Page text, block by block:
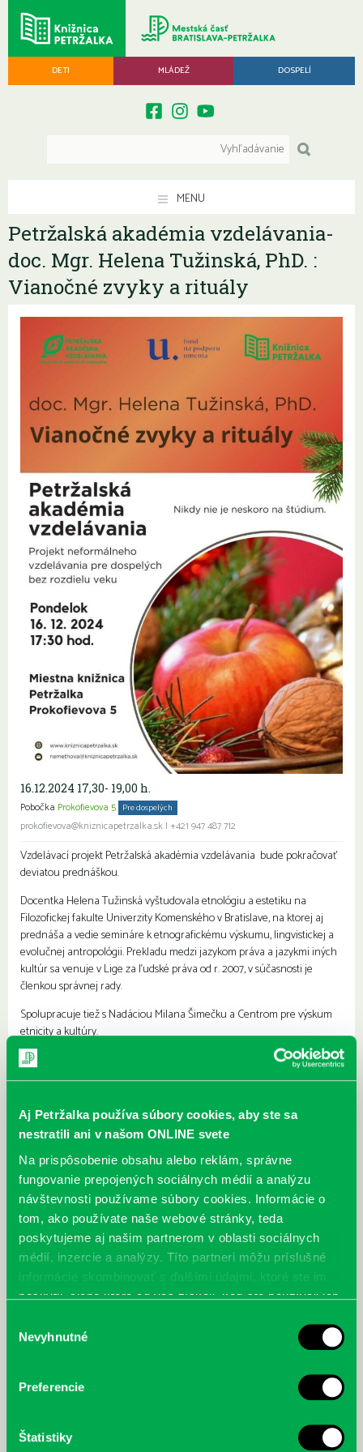
Aj Petržalka používa súbory cookies, aby ste sa
nestratili ani v našom ONLINE svete
Na prispôsobenie obsahu alebo reklám, správne
fungovanie prepojených sociálnych médií a analýzu
návštevnosti používame súbory cookies. Informácie o
tom, ako používate naše webové stránky, teda
poskytujeme aj našim partnerom v oblasti sociálnych
médií, inzercie a analýzy. Títo partneri môžu príslušné
informácie skombinovať s ďalšími údajmi, ktoré ste im
poskytli, alebo ktoré od vás získali, keď ste používali ich
súhlasu
Nevyhnutné
Preferencie
Štatistiky
DETI MLÁDEŽ DOSPELÍ
MENU
Petržalská akadémia vzdelávania-
doc. Mgr. Helena Tužinská, PhD. :
Vianočné zvyky a rituály
16.12.2024 17,30- 19,00 h.
Pobočka Prokofievova 5 Pre dospelých
prokofievova@kniznicapetrzalka.sk | +421 947 487 712
Vzdelávací projekt Petržalská akadémia vzdelávania bude pokračovať
deviatou prednáškou.
Docentka Helena Tužinská vyštudovala etnológiu a estetiku na
Filozofickej fakulte Univerzity Komenského v Bratislave, na ktorej aj
prednáša a vedie semináre k etnografickému výskumu, lingvistickej a
evolučnej antropológii. Prekladu medzi jazykom práva a jazykmi iných
kultúr sa venuje v Lige za ľudské práva od r. 2007, v súčasnosti je
členkou správnej rady.
Spolupracuje tiež s Nadáciou Milana Šimečku a Centrom pre výskum
etnicity a kultúry.
Projekt z verejných zdrojov podporil Fond na podporu umenia.
Najbližšie podujatia
Čítame ušami. Audioknihy v
ponuke petržalskej knižnice
Každý deň
Máme skvelé správy pre všetkých milovníkov kníh a príbehov!
Odteraz si môžete v našej knižnici nielen požičať klasické
papierové knihy a e-knihy, a...
DNES
Každý deň
Výdajný box na knihy Knižnice Petržalka je umiestnený pri
je užívateľsky veľmi jednodu...
Kubo Club už aj v petržalskej